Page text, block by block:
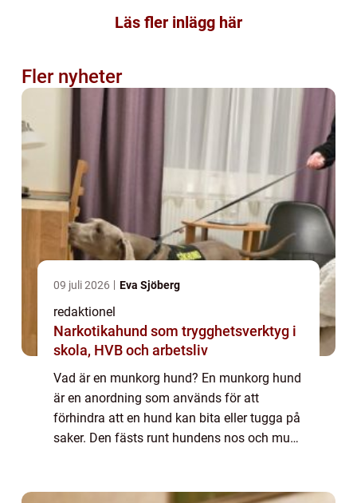
Läs fler inlägg här
Fler nyheter
09 juli 2026 Eva Sjöberg
redaktionel
Narkotikahund som trygghetsverktyg i
skola, HVB och arbetsliv
Vad är en munkorg hund? En munkorg hund
är en anordning som används för att
förhindra att en hund kan bita eller tugga på
saker. Den fästs runt hundens nos och mun